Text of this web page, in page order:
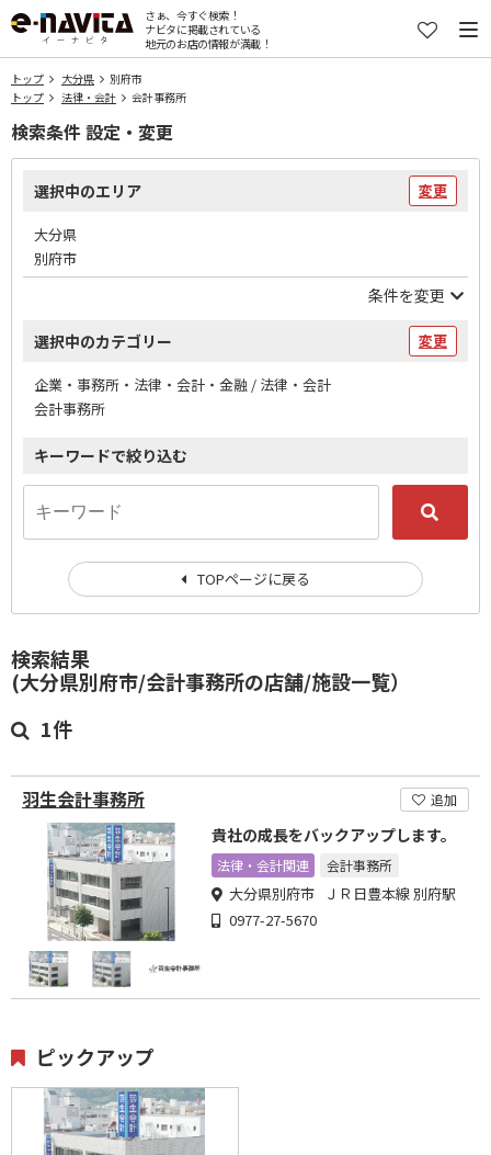
さぁ、今すぐ検索！
ナビタに掲載されている
地元のお店の情報が満載！
トップ 大分県
別府市
トップ
法律・会計 会計事務所
検索結果
(大分県別府市/会計事務所の店舗/施設一覧）
1件
羽生会計事務所 追加
貴社の成長をバックアップします。
法律・会計関連 会計事務所
大分県別府市 ＪＲ日豊本線 別府駅
0977-27-5670
ピックアップ
検索条件 設定・変更
選択中のエリア 変更
大分県
別府市
条件を変更
選択中のカテゴリー 変更
企業・事務所・法律・会計・金融 / 法律・会計
会計事務所
キーワードで絞り込む
TOPページに戻る